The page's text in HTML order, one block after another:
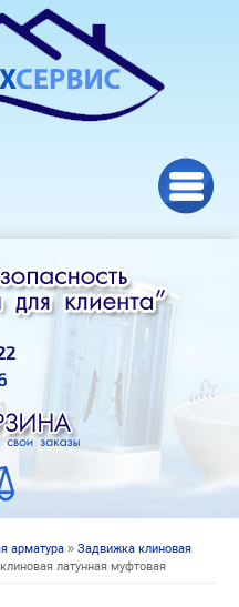
арматура » Задвижка клиновая
латунная муфтовая